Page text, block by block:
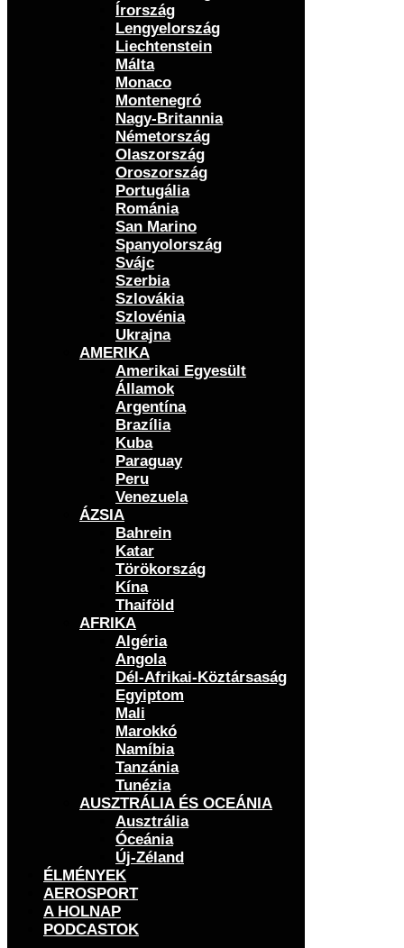
Írország
Lengyelország
Liechtenstein
Málta
Monaco
Montenegró
Nagy-Britannia
Németország
Olaszország
Oroszország
Portugália
Románia
San Marino
Spanyolország
Svájc
Szerbia
Szlovákia
Szlovénia
Ukrajna
AMERIKA
Amerikai Egyesült
Államok
Argentína
Brazília
Kuba
Paraguay
Peru
Venezuela
ÁZSIA
Bahrein
Katar
Törökország
Kína
Thaiföld
AFRIKA
Algéria
Angola
Dél-Afrikai-Köztársaság
Egyiptom
Mali
Marokkó
Namíbia
Tanzánia
Tunézia
AUSZTRÁLIA ÉS OCEÁNIA
Ausztrália
Óceánia
Új-Zéland
ÉLMÉNYEK
AEROSPORT
A HOLNAP
PODCASTOK